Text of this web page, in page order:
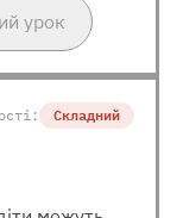
урок
Складний